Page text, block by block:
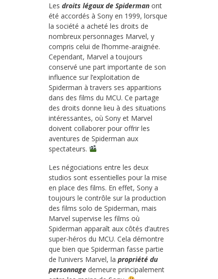
Les droits légaux de Spiderman ont
été accordés à Sony en 1999, lorsque
la société a acheté les droits de
nombreux personnages Marvel, y
compris celui de l’homme-araignée.
Cependant, Marvel a toujours
conservé une part importante de son
influence sur l’exploitation de
Spiderman à travers ses apparitions
dans des films du MCU. Ce partage
des droits donne lieu à des situations
intéressantes, où Sony et Marvel
doivent collaborer pour offrir les
aventures de Spiderman aux
spectateurs.
Les négociations entre les deux
studios sont essentielles pour la mise
en place des films. En effet, Sony a
toujours le contrôle sur la production
des films solo de Spiderman, mais
Marvel supervise les films où
Spiderman apparaît aux côtés d’autres
super-héros du MCU. Cela démontre
que bien que Spiderman fasse partie
de l’univers Marvel, la propriété du
personnage demeure principalement